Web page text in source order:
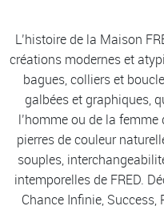
L’histoire de la Maison
créations modernes et
bagues, colliers et
galbées et graphiques,
l’homme ou de la
pierres de couleur
souples,
intemporelles de FRED.
Chance Infinie, Success,